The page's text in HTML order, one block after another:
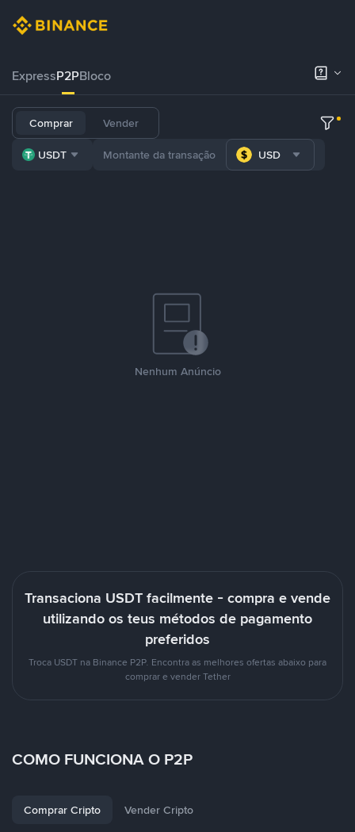
ExpressP2PBloco
Comprar Vender
USDT USD
Nenhum Anúncio
Transaciona USDT facilmente - compra e vende
utilizando os teus métodos de pagamento
preferidos
Troca USDT na Binance P2P. Encontra as melhores ofertas abaixo para
comprar e vender Tether
COMO FUNCIONA O P2P
Comprar Cripto Vender Cripto